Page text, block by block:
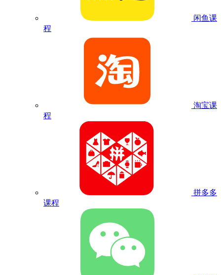
闲鱼课
程
淘宝课
程
拼多多
课程